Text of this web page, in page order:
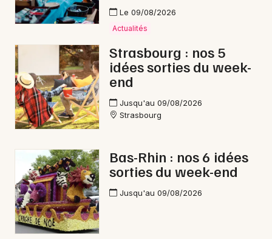
Le 09/08/2026
Actualités
Strasbourg : nos 5
idées sorties du week-
end
Jusqu'au 09/08/2026
Strasbourg
Bas-Rhin : nos 6 idées
sorties du week-end
Jusqu'au 09/08/2026